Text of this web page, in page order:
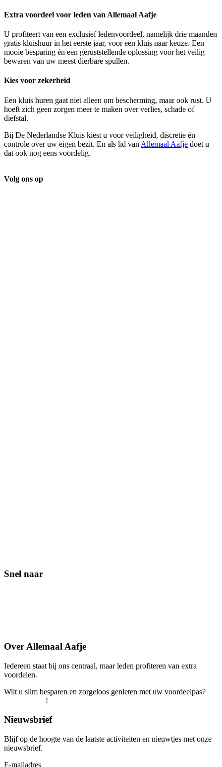
Extra voordeel voor leden van Allemaal Aafje
U profiteert van een exclusief ledenvoordeel, namelijk drie maanden
gratis kluishuur in het eerste jaar, voor een kluis naar keuze. Een
mooie besparing én een geruststellende oplossing voor het veilig
bewaren van uw meest dierbare spullen.
Kies voor zekerheid
Een kluis huren gaat niet alleen om bescherming, maar ook rust. U
hoeft zich geen zorgen meer te maken over verlies, schade of
diefstal.
Bij De Nederlandse Kluis kiest u voor veiligheid, discretie én
controle over uw eigen bezit. En als lid van Allemaal Aafje doet u
dat ook nog eens voordelig.
Volg ons op
Snel naar
Over Allemaal Aafje
Iedereen staat bij ons centraal, maar leden profiteren van extra
voordelen.
Wilt u slim besparen en zorgeloos genieten met uw voordeelpas?
!
Nieuwsbrief
Blijf op de hoogte van de laatste activiteiten en nieuwtjes met onze
nieuwsbrief.
E-mailadres